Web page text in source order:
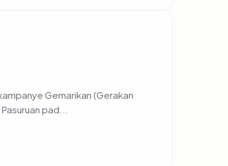
Gemarikan (Gerakan
pad...